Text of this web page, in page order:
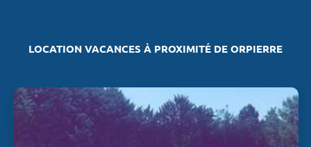
LOCATION VACANCES À PROXIMITÉ DE ORPIERRE